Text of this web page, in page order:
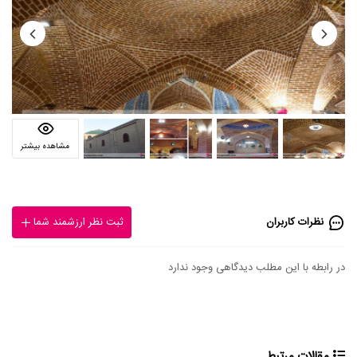
مشاهده بیشتر
نظرات کاربران ثبت نظر ارزشمند شما
در رابطه با این مطلب دیدگاهی وجود ندارد